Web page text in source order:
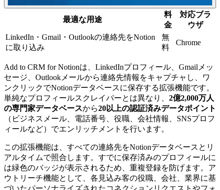
最適な用途
料
金
対応ブラ
ウザ
LinkedIn・Gmail・Outlookの連絡先をNotion
に取り込み
無
料
Chrome
Add to CRM for Notionは、LinkedInプロフィール、Gmailメッ
セージ、Outlookメールから連絡先情報をキャプチャし、ワ
ンクリックでNotionデータベースに保存する拡張機能です。
単純なプロフィールスクレイパーとは異なり、 2億2,000万人
の専門家データベースから20以上の認証済みデータポイント
（ビジネスメール、電話番号、役職、会社情報、SNSプロフ
ィールなど）でエンリッチメントを行います。
この拡張機能は、すべての連絡先をNotionデータベースとリ
アルタイムで照合します。すでに保存済みのプロフィールに
は緑色のバッジが表示されるため、重複登録を防げます。ア
ウトリーチ機能として、各見込み客の役職、会社、業界に基
づいたパーソナライズされたコネクションリクエストやフォ